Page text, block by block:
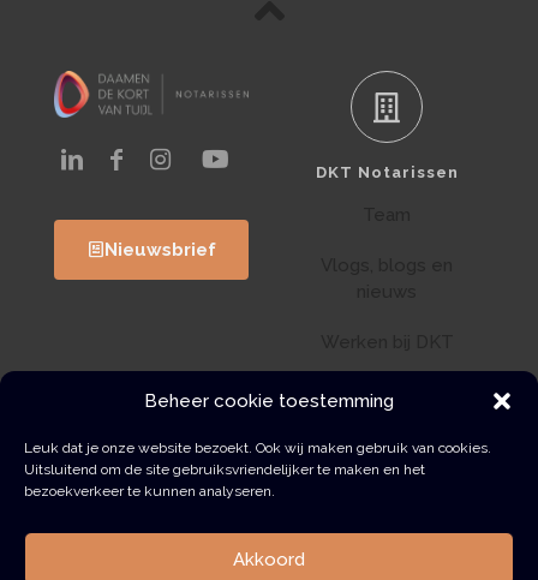
Beheer cookie toestemming
Leuk dat je onze website bezoekt. Ook wij maken gebruik van cookies.
Uitsluitend om de site gebruiksvriendelijker te maken en het
bezoekverkeer te kunnen analyseren.
Akkoord
Nieuwsbrief
DKT Notarissen
Klantenportaal
Wwft